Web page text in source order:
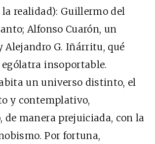
la realidad): Guillermo del
Alfonso Cuarón, un
Alejandro G. Iñárritu, qué
insoportable.
un universo distinto, el
y contemplativo,
de manera prejuiciada, con la
Por fortuna,